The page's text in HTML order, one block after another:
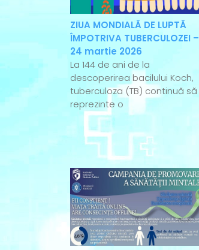
ZIUA MONDIALĂ DE LUPTĂ
ÎMPOTRIVA TUBERCULOZEI –
24 martie 2026
La 144 de ani de la
descoperirea bacilului Koch,
tuberculoza (TB) continuă să
reprezinte o